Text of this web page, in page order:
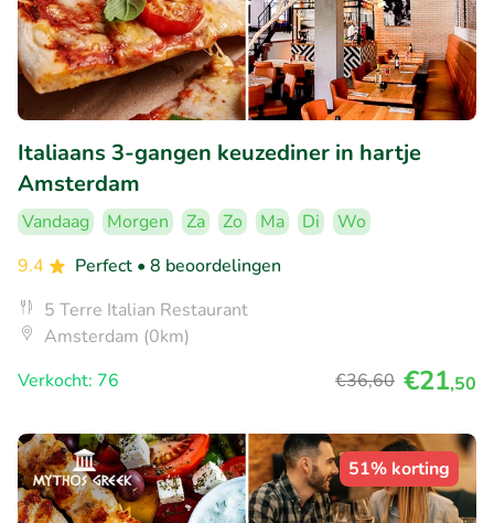
Italiaans 3-gangen keuzediner in hartje
Amsterdam
Vandaag Morgen Za Zo Ma Di
Wo
9.4
Perfect • 8 beoordelingen
5 Terre Italian Restaurant
Amsterdam (0km)
Verkocht: 76
€36,60 €21,50
51% korting